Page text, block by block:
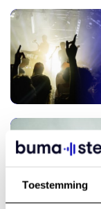
Toestemming